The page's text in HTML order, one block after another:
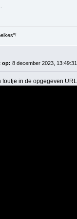
op: 8 december 2023,
foutje in de opgegeven